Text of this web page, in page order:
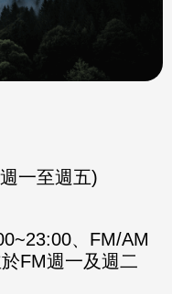
一至週五)
、FM/AM
FM週一及週二